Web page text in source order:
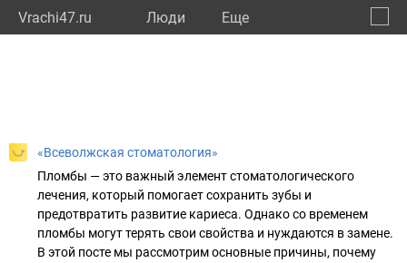
Vrachi47.ru Люди Eще
«Всеволжская стоматология»
Пломбы — это важный элемент стоматологического
лечения, который помогает сохранить зубы и
предотвратить развитие кариеса. Однако со временем
пломбы могут терять свои свойства и нуждаются в замене.
В этой посте мы рассмотрим основные причины, почему